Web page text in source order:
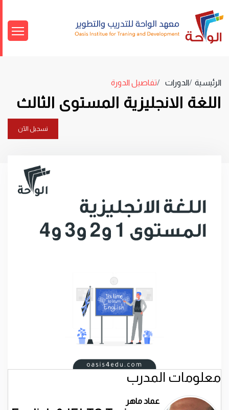
الرئيسية الدورات تفاصيل الدورة
اللغة الانجليزية المستوى الثالث
تسجيل الآن
معلومات المدرب
عماد ماهر